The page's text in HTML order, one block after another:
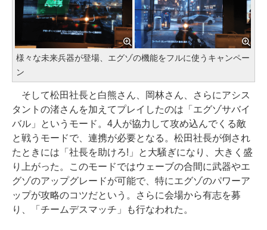
様々な未来兵器が登場、エグゾの機能をフルに使うキャンペー
ン
そして松田社長と白熊さん、岡林さん、さらにアシス
タントの渚さんを加えてプレイしたのは「エグゾサバイ
バル」というモード。4人が協力して攻め込んでくる敵
と戦うモードで、連携が必要となる。松田社長が倒され
たときには「社長を助けろ!」と大騒ぎになり、大きく盛
り上がった。このモードではウェーブの合間に武器やエ
グゾのアップグレードが可能で、特にエグゾのパワーア
ップが攻略のコツだという。さらに会場から有志を募
り、「チームデスマッチ」も行なわれた。